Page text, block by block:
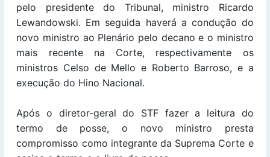
pelo presidente do Tribunal, ministro Ricardo
Lewandowski. Em seguida haverá a condução do
novo ministro ao Plenário pelo decano e o ministro
mais recente na Corte, respectivamente os
ministros Celso de Mello e Roberto Barroso, e a
execução do Hino Nacional.
Após o diretor-geral do STF fazer a leitura do
termo de posse, o novo ministro presta
compromisso como integrante da Suprema Corte e